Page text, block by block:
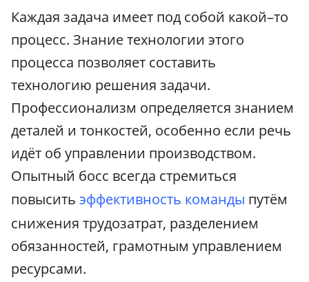
Каждая задача имеет под собой какой–то
процесс. Знание технологии этого
процесса позволяет составить
технологию решения задачи.
Профессионализм определяется знанием
деталей и тонкостей, особенно если речь
идёт об управлении производством.
Опытный босс всегда стремиться
повысить эффективность команды путём
снижения трудозатрат, разделением
обязанностей, грамотным управлением
ресурсами.